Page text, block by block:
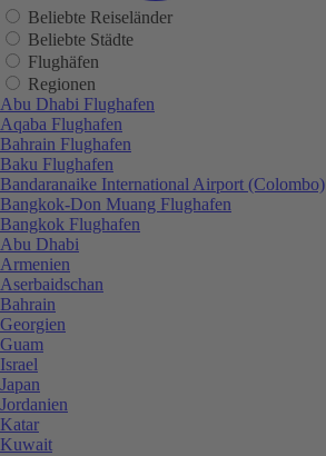
Beliebte Reiseländer
Beliebte Städte
Flughäfen
Regionen
Abu Dhabi Flughafen
Aqaba Flughafen
Bahrain Flughafen
Baku Flughafen
Bandaranaike International Airport (Colombo)
Bangkok-Don Muang Flughafen
Bangkok Flughafen
Abu Dhabi
Armenien
Aserbaidschan
Bahrain
Georgien
Guam
Israel
Japan
Jordanien
Katar
Kuwait